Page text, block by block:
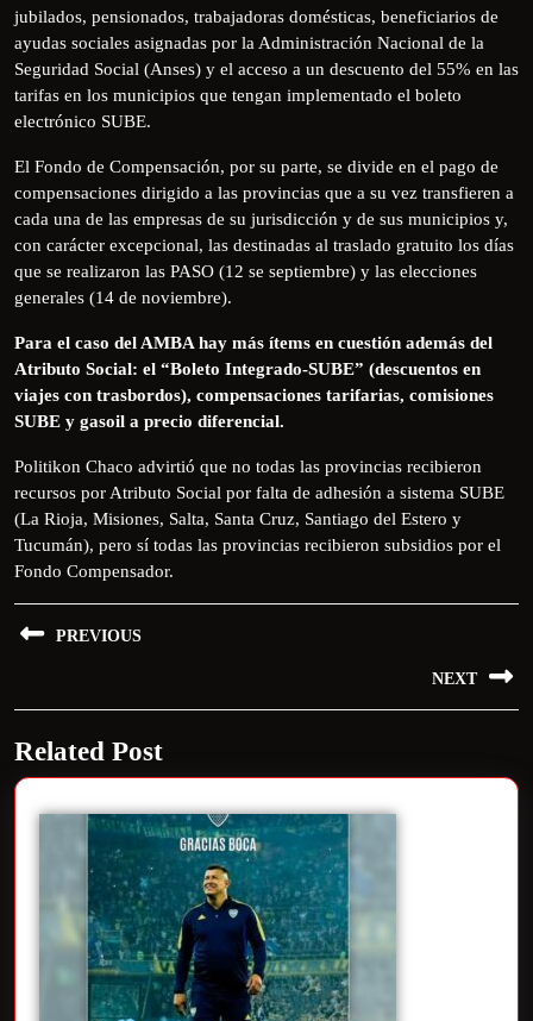
jubilados, pensionados, trabajadoras domésticas, beneficiarios de
ayudas sociales asignadas por la Administración Nacional de la
Seguridad Social (Anses) y el acceso a un descuento del 55% en las
tarifas en los municipios que tengan implementado el boleto
electrónico SUBE.
El Fondo de Compensación, por su parte, se divide en el pago de
compensaciones dirigido a las provincias que a su vez transfieren a
cada una de las empresas de su jurisdicción y de sus municipios y,
con carácter excepcional, las destinadas al traslado gratuito los días
que se realizaron las PASO (12 se septiembre) y las elecciones
generales (14 de noviembre).
Para el caso del AMBA hay más ítems en cuestión además del
Atributo Social: el “Boleto Integrado-SUBE” (descuentos en
viajes con trasbordos), compensaciones tarifarias, comisiones
SUBE y gasoil a precio diferencial.
Politikon Chaco advirtió que no todas las provincias recibieron
recursos por Atributo Social por falta de adhesión a sistema SUBE
(La Rioja, Misiones, Salta, Santa Cruz, Santiago del Estero y
Tucumán), pero sí todas las provincias recibieron subsidios por el
Fondo Compensador.
PREVIOUS
NEXT
Related Post